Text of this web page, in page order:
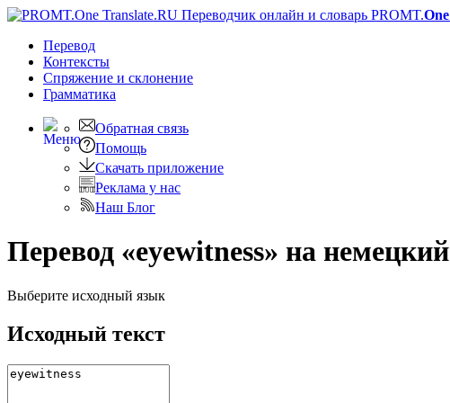
PROMT.One
Перевод
Контексты
Спряжение и склонение
Грамматика
Обратная связь
Помощь
Скачать приложение
Реклама у нас
Наш Блог
Перевод «eyewitness» на немецкий
Выберите исходный язык
Исходный текст